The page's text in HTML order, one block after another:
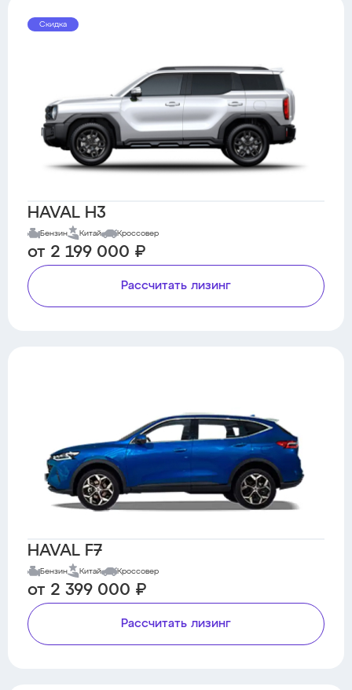
Скидка
HAVAL H3
Бензин Китай Кроссовер
от 2 199 000 ₽
Рассчитать лизинг
HAVAL F7
Бензин Китай Кроссовер
от 2 399 000 ₽
Рассчитать лизинг